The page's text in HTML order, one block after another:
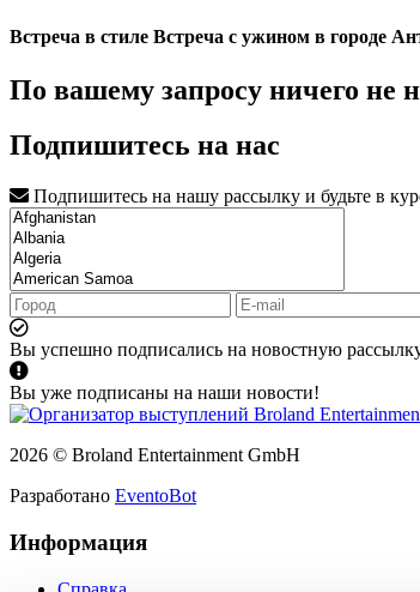
Встреча в стиле Встреча с ужином в городе
По вашему запросу ничего не
Подпишитесь на нас
Подпишитесь на нашу рассылку и будьте в
Вы успешно подписались на новостную
Вы уже подписаны на наши новости!
2026 © Broland Entertainment GmbH
Разработано EventoBot
Информация